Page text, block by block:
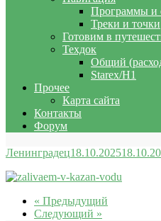
Программы и
Треки и точки
Готовим в
Техдок
Общий
Starex/H1
Прочее
Карта сайта
Контакты
Форум
Ленинградец18.10.2025
« Предыдущий
Следующий »